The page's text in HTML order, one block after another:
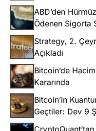
ABD’den
Ödenen Sigorta
Strategy, 2.
Açıkladı
Bitcoin’de
Kararında
Bitcoin’in
Geçtiler: Dev 9